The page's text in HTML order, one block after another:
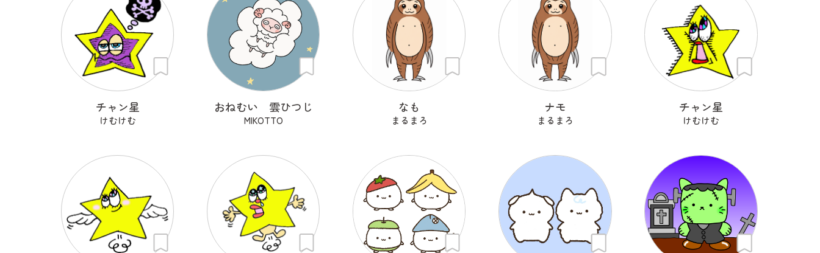
チャン星
けむけむ
おねむい 雲ひつじ
MIKOTTO
なも
まるまろ
ナモ
まるまろ
チャン星
けむけむ